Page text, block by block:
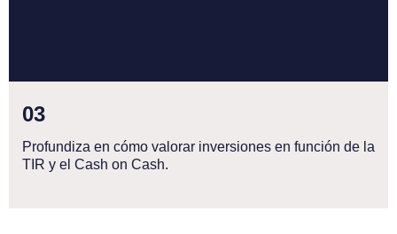
03
Profundiza en cómo valorar inversiones en función de la
TIR y el Cash on Cash.